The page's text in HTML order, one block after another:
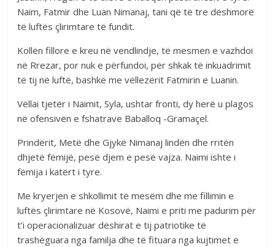
Naim, Fatmir dhe Luan Nimanaj, tani që të tre dëshmorë
të luftës çlirimtare të fundit.
Kollën fillore e kreu në vendlindje, të mesmen e vazhdoi
në Rrezar, por nuk e përfundoi, për shkak të inkuadrimit
të tij në luftë, bashkë me vëllezërit Fatmirin e Luanin.
Vëllai tjetër i Naimit, Syla, ushtar fronti, dy herë u plagos
në ofensivën e fshatrave Baballoq -Gramaçel.
Prindërit, Metë dhe Gjykë Nimanaj lindën dhe rritën
dhjetë fëmijë, pesë djem e pesë vajza. Naimi ishte i
fëmija i katërt i tyre.
Me kryerjen e shkollimit të mesëm dhe me fillimin e
luftës çlirimtare në Kosovë, Naimi e priti me padurim për
t’i operacionalizuar dëshirat e tij patriotike të
trashëguara nga familja dhe të fituara nga kujtimet e